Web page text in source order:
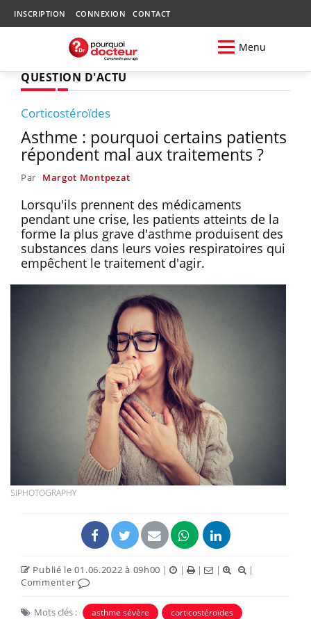
INSCRIPTION CONNEXION CONTACT
Menu
QUESTION D'ACTU
Corticostéroïdes
Asthme : pourquoi certains patients
répondent mal aux traitements ?
Par Margot Montpezat
Lorsqu'ils prennent des médicaments
pendant une crise, les patients atteints de la
forme la plus grave d'asthme produisent des
substances dans leurs voies respiratoires qui
empêchent le traitement d'agir.
SIPHOTOGRAPHY
Publié le 01.06.2022 à 09h00 | | | |
|
Commenter
Mots clés : asthme sévère
corticostéroïdes